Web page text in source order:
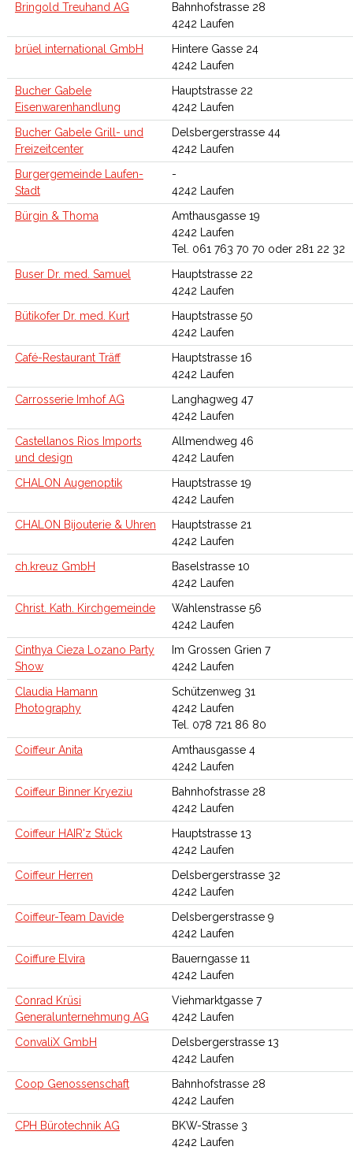
Bringold Treuhand AG
Bahnhofstrasse 28
4242 Laufen
brüel international GmbH
Hintere Gasse 24
4242 Laufen
Bucher Gabele
Eisenwarenhandlung
Hauptstrasse 22
4242 Laufen
Bucher Gabele Grill- und
Freizeitcenter
Delsbergerstrasse 44
4242 Laufen
Burgergemeinde Laufen-
Stadt
-
4242 Laufen
Bürgin & Thoma
Amthausgasse 19
4242 Laufen
Tel. 061 763 70 70 oder 281 22 32
Buser Dr. med. Samuel
Hauptstrasse 22
4242 Laufen
Bütikofer Dr. med. Kurt
Hauptstrasse 50
4242 Laufen
Café-Restaurant Träff
Hauptstrasse 16
4242 Laufen
Carrosserie Imhof AG
Langhagweg 47
4242 Laufen
Castellanos Rios Imports
und design
Allmendweg 46
4242 Laufen
CHALON Augenoptik
Hauptstrasse 19
4242 Laufen
CHALON Bijouterie & Uhren
Hauptstrasse 21
4242 Laufen
ch.kreuz GmbH
Baselstrasse 10
4242 Laufen
Christ. Kath. Kirchgemeinde
Wahlenstrasse 56
4242 Laufen
Cinthya Cieza Lozano Party
Show
Im Grossen Grien 7
4242 Laufen
Claudia Hamann
Photography
Schützenweg 31
4242 Laufen
Tel. 078 721 86 80
Coiffeur Anita
Amthausgasse 4
4242 Laufen
Coiffeur Binner Kryeziu
Bahnhofstrasse 28
4242 Laufen
Coiffeur HAIR'z Stück
Hauptstrasse 13
4242 Laufen
Coiffeur Herren
Delsbergerstrasse 32
4242 Laufen
Coiffeur-Team Davide
Delsbergerstrasse 9
4242 Laufen
Coiffure Elvira
Bauerngasse 11
4242 Laufen
Conrad Krüsi
Generalunternehmung AG
Viehmarktgasse 7
4242 Laufen
ConvaliX GmbH
Delsbergerstrasse 13
4242 Laufen
Coop Genossenschaft
Bahnhofstrasse 28
4242 Laufen
CPH Bürotechnik AG
BKW-Strasse 3
4242 Laufen